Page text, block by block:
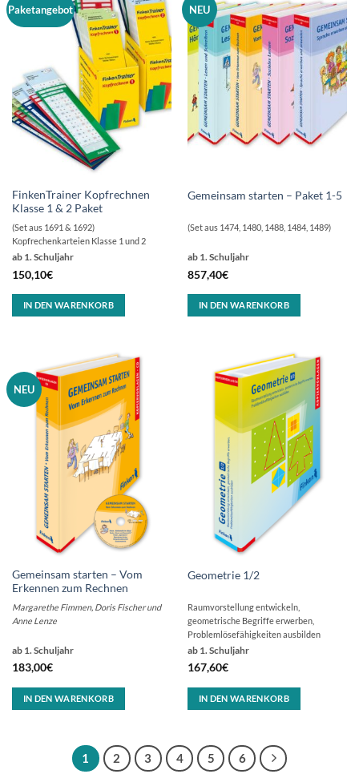
Paketangebot
FinkenTrainer Kopfrechnen
Klasse 1 & 2 Paket
ab 1. Schuljahr
150,10€
(Set aus 1691 & 1692)
Kopfrechenkarteien Klasse 1 und 2
IN DEN WARENKORB
NEU
Gemeinsam starten – Paket 1-5
ab 1. Schuljahr
857,40€
(Set aus 1474, 1480, 1488, 1484, 1489)
IN DEN WARENKORB
NEU
Gemeinsam starten – Vom
Erkennen zum Rechnen
ab 1. Schuljahr
183,00€
Margarethe Fimmen, Doris Fischer und
Anne Lenze
IN DEN WARENKORB
Geometrie 1/2
ab 1. Schuljahr
167,60€
Raumvorstellung entwickeln,
geometrische Begriffe erwerben,
Problemlösefähigkeiten ausbilden
IN DEN WARENKORB
1 2 3 4 5 6